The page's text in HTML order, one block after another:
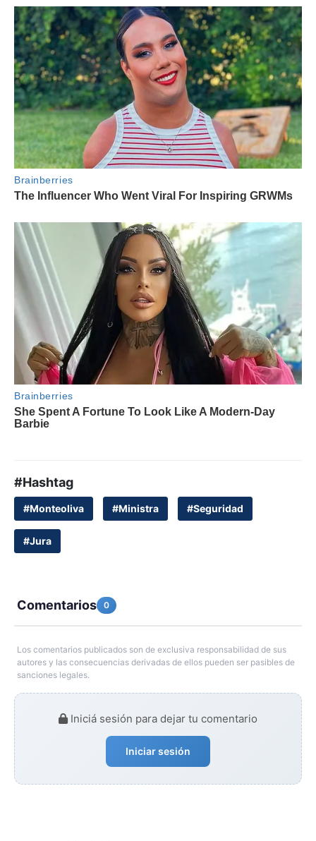
#Hashtag
#Monteoliva #Ministra #Seguridad
#Jura
Comentarios 0
Los comentarios publicados son de exclusiva responsabilidad de sus
autores y las consecuencias derivadas de ellos pueden ser pasibles de
sanciones legales.
Iniciá sesión para dejar tu comentario
Iniciar sesión